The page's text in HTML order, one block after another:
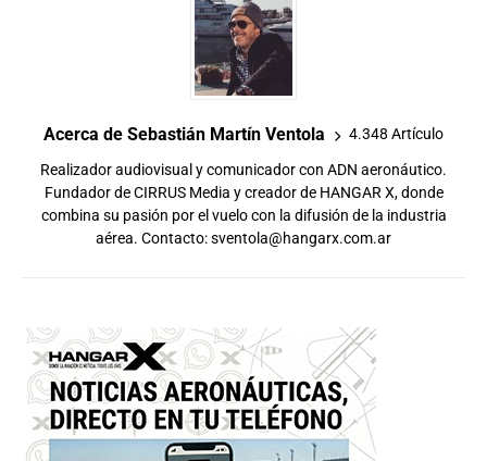
Acerca de Sebastián Martín Ventola 4.348 Artículo
Realizador audiovisual y comunicador con ADN aeronáutico.
Fundador de CIRRUS Media y creador de HANGAR X, donde
combina su pasión por el vuelo con la difusión de la industria
aérea. Contacto:sventola@hangarx.com.ar